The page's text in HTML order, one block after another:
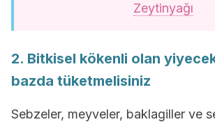
Zeytinyağı
2. Bitkisel kökenli olan
bazda tüketmelisiniz
Sebzeler, meyveler, baklagiller ve